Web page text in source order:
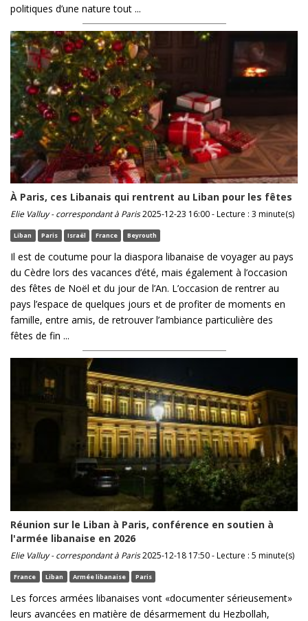
politiques d’une nature tout ...
À Paris, ces Libanais qui rentrent au Liban pour les fêtes
Elie Valluy - correspondant à Paris2025-12-23 16:00 - Lecture : 3 minute(s)
Liban Paris Israël France Beyrouth
Il est de coutume pour la diaspora libanaise de voyager au pays
du Cèdre lors des vacances d’été, mais également à l’occasion
des fêtes de Noël et du jour de l’An. L’occasion de rentrer au
pays l’espace de quelques jours et de profiter de moments en
famille, entre amis, de retrouver l’ambiance particulière des
fêtes de fin ...
Réunion sur le Liban à Paris, conférence en soutien à
l'armée libanaise en 2026
Elie Valluy - correspondant à Paris2025-12-18 17:50 - Lecture : 5 minute(s)
France Liban Armée libanaise Paris
Les forces armées libanaises vont «documenter sérieusement»
leurs avancées en matière de désarmement du Hezbollah,